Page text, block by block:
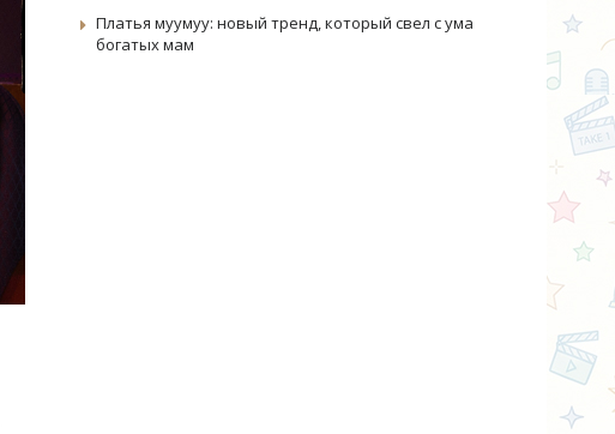
Платья муумуу: новый тренд, который свел с ума
богатых мам